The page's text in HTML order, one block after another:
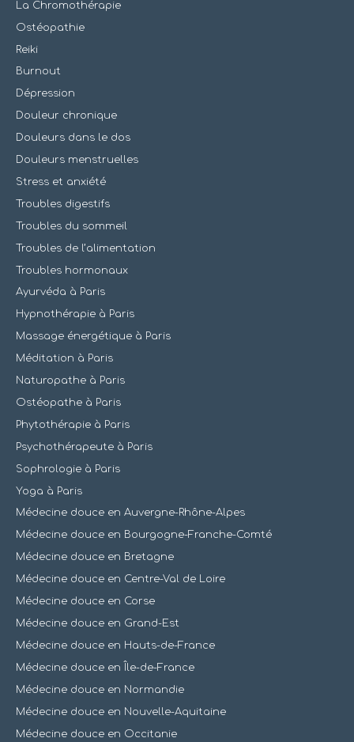
La Chromothérapie
Ostéopathie
Reiki
Burnout
Dépression
Douleur chronique
Douleurs dans le dos
Douleurs menstruelles
Stress et anxiété
Troubles digestifs
Troubles du sommeil
Troubles de l’alimentation
Troubles hormonaux
Ayurvéda à Paris
Hypnothérapie à Paris
Massage énergétique à Paris
Méditation à Paris
Naturopathe à Paris
Ostéopathe à Paris
Phytothérapie à Paris
Psychothérapeute à Paris
Sophrologie à Paris
Yoga à Paris
Médecine douce en Auvergne-Rhône-Alpes
Médecine douce en Bourgogne-Franche-Comté
Médecine douce en Bretagne
Médecine douce en Centre-Val de Loire
Médecine douce en Corse
Médecine douce en Grand-Est
Médecine douce en Hauts-de-France
Médecine douce en Île-de-France
Médecine douce en Normandie
Médecine douce en Nouvelle-Aquitaine
Médecine douce en Occitanie